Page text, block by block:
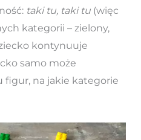
taki tu, taki tu(więc
kategorii – zielony,
kontynuuje
samo może
figur, na jakie kategorie